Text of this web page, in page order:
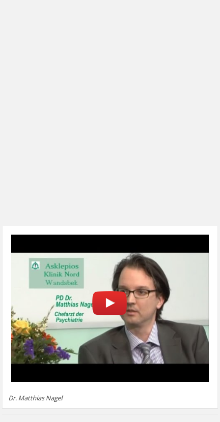
Dr. Matthias Nagel